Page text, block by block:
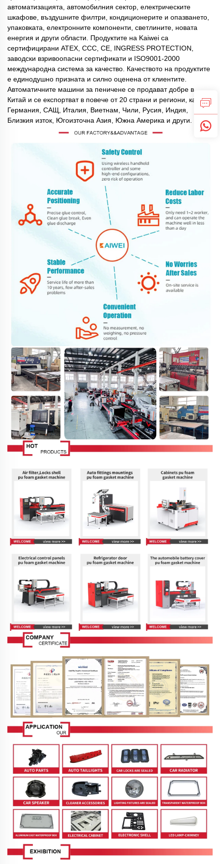
автоматизацията, автомобилния сектор, електрическите
шкафове, въздушните филтри, кондиционерите и опазването,
упаковката, електронните компоненти, светлините, новата
енергия и други области. Продуктите на Kaiwei са
сертифицирани ATEX, CCC, CE, INGRESS PROTECTION,
заводски взривоопасни сертификати и ISO9001-2000
международна система за качество. Качеството на продуктите
е единодушно призната и силно оценена от клиентите.
Автоматичните машини за пеничене се продават добре в
Китай и се експортват в повече от 20 страни и региони, като
Германия, САЩ, Италия, Виетнам, Чили, Русия, Индия,
Близкия изток, Югоизточна Азия, Южна Америка и други.